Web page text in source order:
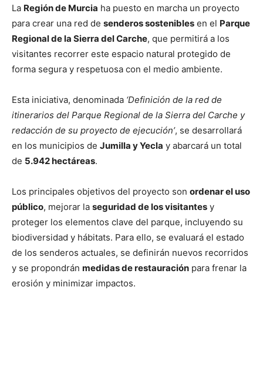
La Región de Murcia ha puesto en marcha un proyecto
para crear una red de senderos sostenibles en el Parque
Regional de la Sierra del Carche, que permitirá a los
visitantes recorrer este espacio natural protegido de
forma segura y respetuosa con el medio ambiente.
Esta iniciativa, denominada ‘Definición de la red de
itinerarios del Parque Regional de la Sierra del Carche y
redacción de su proyecto de ejecución’, se desarrollará
en los municipios de Jumilla y Yecla y abarcará un total
de 5.942 hectáreas.
Los principales objetivos del proyecto son ordenar el uso
público, mejorar la seguridad de los visitantes y
proteger los elementos clave del parque, incluyendo su
biodiversidad y hábitats. Para ello, se evaluará el estado
de los senderos actuales, se definirán nuevos recorridos
y se propondrán medidas de restauración para frenar la
erosión y minimizar impactos.